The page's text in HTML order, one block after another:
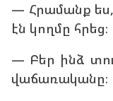
— Հրամանք
էն կողմը հրեց։
— Բեր ինձ
վաճառականը։